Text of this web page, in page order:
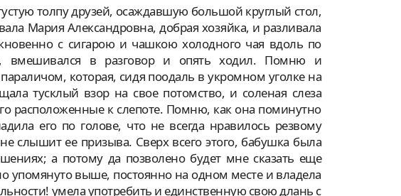
толпу друзей, осаждавшую большой круглый стол,
Мария Александровна, добрая хозяйка, и разливала
с сигарою и чашкою холодного чая вдоль по
вмешивался в разговор и опять ходил. Помню и
которая, сидя поодаль в укромном уголке на
тусклый взор на свое потомство, и соленая слеза
расположенные к слепоте. Помню, как она поминутно
его по голове, что не всегда нравилось резвому
слышит ее призыва. Сверх всего этого, бабушка была
а потому да позволено будет мне сказать еще
упомянуто выше, постоянно на одном месте и владела
умела употребить и единственную свою длань с